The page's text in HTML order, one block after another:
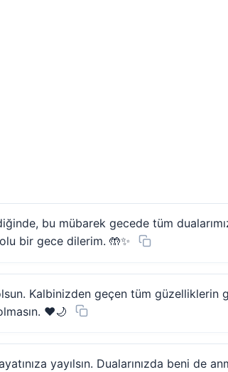
bu mübarek gecede tüm
bir gece dilerim. 🤲✨
Kalbinizden geçen tüm güzelliklerin
❤️🌙
yayılsın. Dualarınızda beni de